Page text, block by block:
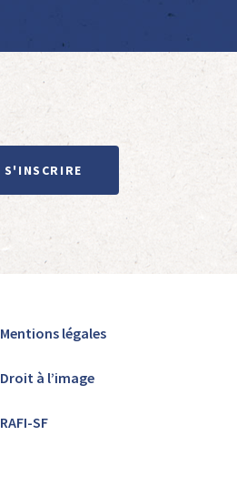
S'INSCRIRE
Mentions légales
Droit à l’image
RAFI-SF